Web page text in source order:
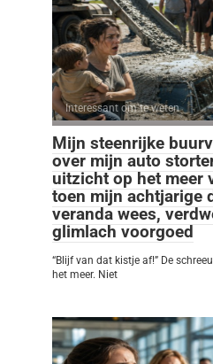
Interessant om te weten
Mijn steenrijke
over mijn auto
uitzicht op het meer
toen mijn achtjarige
veranda wees,
glimlach voorgoed
“Blijf van dat kistje af!” De
het meer. Niet